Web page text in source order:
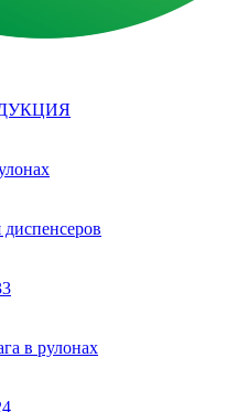
в рулонах